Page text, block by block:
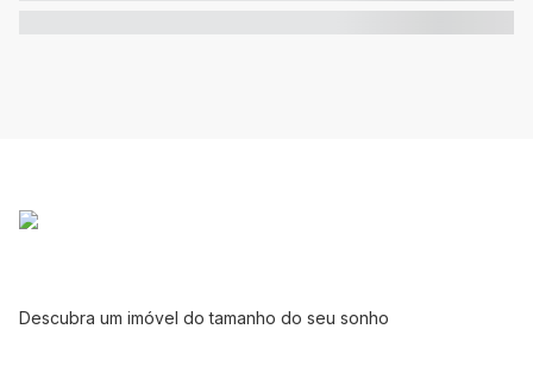
Descubra um imóvel do tamanho do seu sonho